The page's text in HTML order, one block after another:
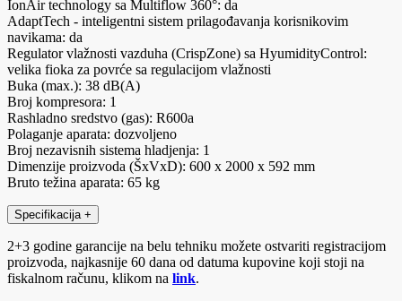
IonAir technology sa Multiflow 360°: da
AdaptTech - inteligentni sistem prilagođavanja korisnikovim
navikama: da
Regulator vlažnosti vazduha (CrispZone) sa HyumidityControl:
velika fioka za povrće sa regulacijom vlažnosti
Buka (max.): 38 dB(A)
Broj kompresora: 1
Rashladno sredstvo (gas): R600a
Polaganje aparata: dozvoljeno
Broj nezavisnih sistema hladjenja: 1
Dimenzije proizvoda (ŠxVxD): 600 x 2000 x 592 mm
Bruto težina aparata: 65 kg
Specifikacija +
2+3 godine garancije na belu tehniku možete ostvariti registracijom
proizvoda, najkasnije 60 dana od datuma kupovine koji stoji na
fiskalnom računu, klikom na link.